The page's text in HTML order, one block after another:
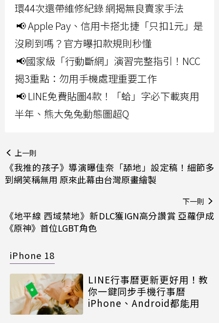
環44次還帶維修紀錄 網揭無良賣家手法
📢 Apple Pay、信用卡搭北捷「只扣1元」是
沒刷到嗎？官方曝扣款規則秒懂
📢國家級「行動斷網」演習完整指引！NCC
揭3重點：勿用手機處理重要工作
📢 LINE免費貼圖4款！「蛤」字必下載爽用
半年、熊大兔兔動態圖超Q
上一則
《我推的孩子》導演曝佳奈「舔地」設定稿！細節多
到網笑稱無用 原來此幕由台灣原畫繪製
下一則
《地平線 西域禁地》新DLC獲IGN高分讚賞 亞蘿伊成
《原神》首位LGBT角色
iPhone 18
LINE行事曆更新更好用！教
你一鍵同步手機行事曆
iPhone、Android都能用